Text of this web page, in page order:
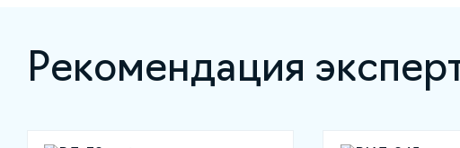
Рекомендация